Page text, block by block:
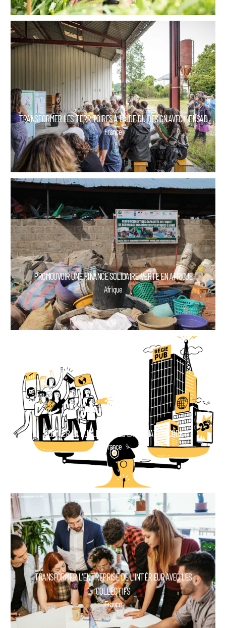
TRANSFORMER LES TERRITOIRES À L'AIDE DU DESIGN AVEC L'ENSAD
France
PROMOUVOIR UNE FINANCE SOLIDAIRE VERTE EN AFRIQUE
Afrique
RÉGULER LA PUBLICITÉ AVEC L'ASSOCIATION CODE
France
TRANSFORMER L'ENTREPRISE DE L'INTÉRIEUR AVEC LES
COLLECTIFS
France